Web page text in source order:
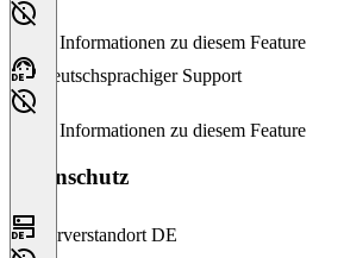
Keine Informationen zu diesem Feature
Deutschsprachiger Support
Keine Informationen zu diesem Feature
Datenschutz
Serverstandort DE